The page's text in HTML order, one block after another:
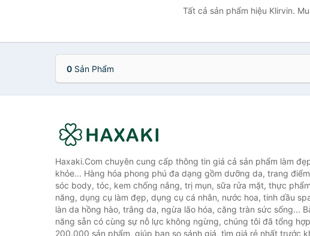
Tất cả sản phẩm hiệu Klirvin.
0 Sản Phẩm
Haxaki.Com chuyên cung cấp thông tin giá cả sản phẩm làm
khỏe... Hàng hóa phong phú đa dạng gồm dưỡng da, trang
sóc body, tóc, kem chống nắng, trị mụn, sữa rửa mặt, thực
năng, dụng cụ làm đẹp, dụng cụ cá nhân, nước hoa, tinh dầu
làn da hồng hào, trắng da, ngừa lão hóa, căng tràn sức sống...
năng sẵn có cùng sự nỗ lực không ngừng, chúng tôi đã tổng
200.000 sản phẩm, giúp bạn so sánh giá, tìm giá rẻ nhất trước